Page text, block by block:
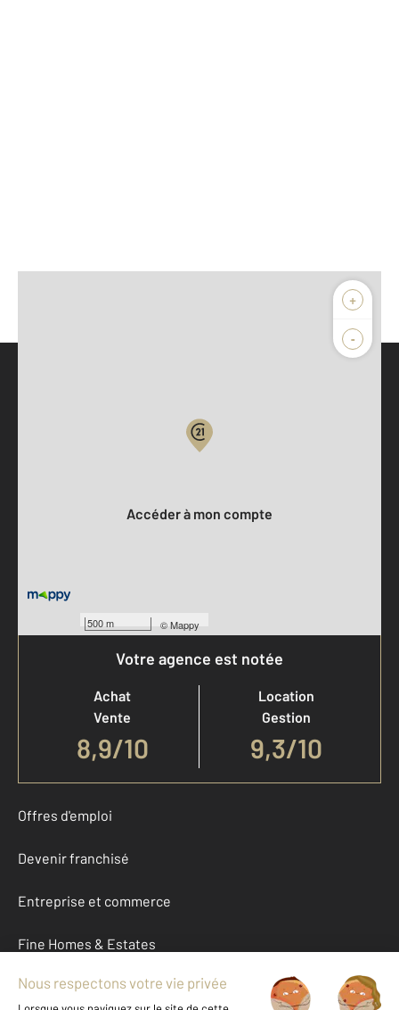
+
-
500 m ©Mappy
Accéder à mon compte
Votre agence est notée
Achat
Vente
8,9/10
Location
Gestion
9,3/10
Offres d'emploi
Devenir franchisé
Entreprise et commerce
Fine Homes & Estates
À propos